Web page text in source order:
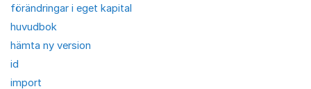
förändringar i eget kapital
huvudbok
hämta ny version
id
import